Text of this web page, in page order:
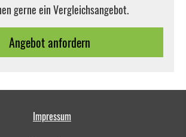
gerne ein Vergleichsangebot.
An­ge­bot an­for­dern
Impressum